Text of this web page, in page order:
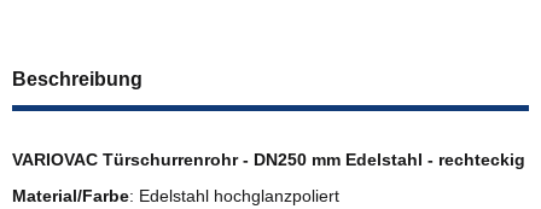
Beschreibung
VARIOVAC Türschurrenrohr - DN250 mm Edelstahl - rechteckig
Material/Farbe: Edelstahl hochglanzpoliert